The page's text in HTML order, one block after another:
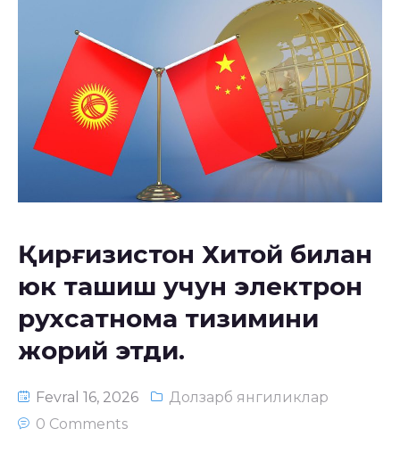
Қирғизистон Хитой билан
юк ташиш учун электрон
рухсатнома тизимини
жорий этди.
Fevral 16, 2026
Долзарб янгиликлар
0 Comments